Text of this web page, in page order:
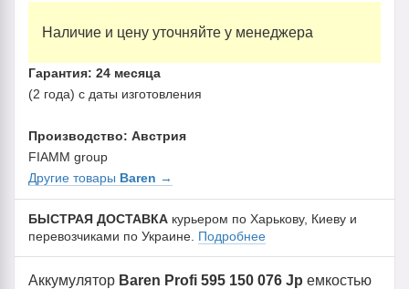
Наличие и цену уточняйте у менеджера
Гарантия: 24 месяца
(2 года) с даты изготовления
Производство: Австрия
FIAMM group
Другие товары Baren →
БЫСТРАЯ ДОСТАВКА курьером по Харькову, Киеву и
перевозчиками по Украине. Подробнее
Аккумулятор Baren Profi 595 150 076 Jp емкостью